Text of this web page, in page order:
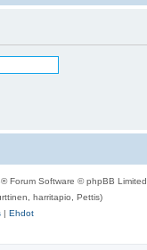
® Forum Software © phpBB Limited
harritapio, Pettis)
| Ehdot